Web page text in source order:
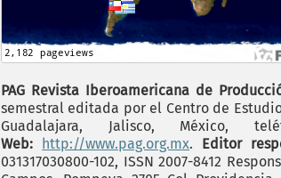
PAG Revista Iberoamericana de
semestral editada por el Centro de
Guadalajara, Jalisco, México,
Web:
http://www.pag.org.mx. Editor
031317030800-102, ISSN 2007-8412